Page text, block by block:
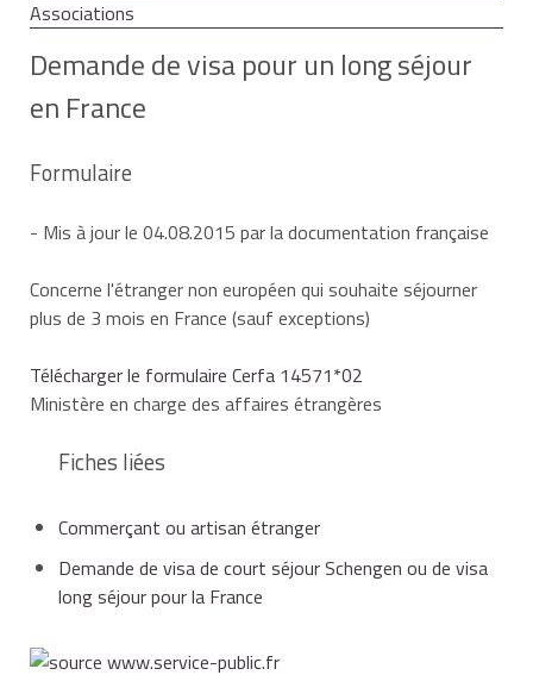
Associations
Demande de visa pour un long séjour
en France
Formulaire
- Mis à jour le 04.08.2015 par la documentation française
Concerne l'étranger non européen qui souhaite séjourner
plus de 3 mois en France (sauf exceptions)
Télécharger le formulaire Cerfa 14571*02
Ministère en charge des affaires étrangères
Fiches liées
Commerçant ou artisan étranger
Demande de visa de court séjour Schengen ou de visa
long séjour pour la France